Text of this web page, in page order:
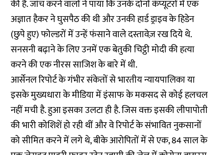
की है. जांच करने वालों ने पाया कि उनके दोनों कंप्यूटरों में एक
अज्ञात हैकर ने घुसपैठ की थी और उनकी हार्ड ड्राइव के हिडेन
(छुपे हुए) फोल्डरों में उन्हें फंसाने वाले दस्तावेज़ रख दिये थे.
सनसनी बढ़ाने के लिए उनमें एक बेतुकी चिट्ठी मोदी की हत्या
करने की एक नीरस साजिश के बारे में थी.
आर्सेनल रिपोर्ट के गंभीर संकेतों से भारतीय न्यायपालिका या
इसके मुख्यधारा के मीडिया में इंसाफ के मकसद से कोई हलचल
नहीं मची है. हुआ इसका उलटा ही है. जिस वक्त इसकी लीपापोती
की भारी कोशिशें हो रही थीं और वे रिपोर्ट के संभावित नुकसानों
को सीमित करने में लगे थे, बीके आरोपितों में से एक, 84 साल के